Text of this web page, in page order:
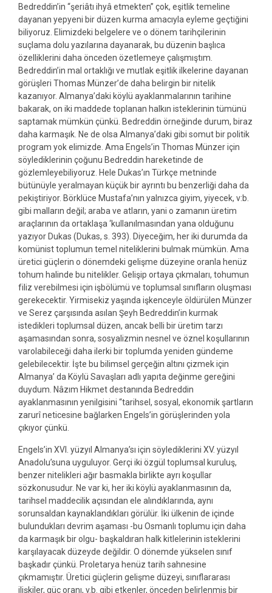
Bedreddin’in “şeriâtı ihyâ etmekten” çok, eşitlik temeline
dayanan yepyeni bir düzen kurma amacıyla eyleme geçtiğini
biliyoruz. Elimizdeki belgelere ve o dönem tarihçilerinin
suçlama dolu yazılarına dayanarak, bu düzenin başlıca
özelliklerini daha önceden özetlemeye çalışmıştım.
Bedreddin’in mal ortaklığı ve mutlak eşitlik ilkelerine dayanan
görüşleri Thomas Münzer’de daha belirgin bir nitelik
kazanıyor. Almanya’daki köylü ayaklanmalarının tarihine
bakarak, on iki maddede toplanan halkın isteklerinin tümünü
saptamak mümkün çünkü. Bedreddin örneğinde durum, biraz
daha karmaşık. Ne de olsa Almanya’daki gibi somut bir politik
program yok elimizde. Ama Engels’in Thomas Münzer için
söylediklerinin çoğunu Bedreddin hareketinde de
gözlemleyebiliyoruz. Hele Dukas’ın Türkçe metninde
bütünüyle yeralmayan küçük bir ayrıntı bu benzerliği daha da
pekiştiriyor. Börklüce Mustafa’nın yalnızca giyim, yiyecek, v:b.
gibi malların değil; araba ve atların, yani o zamanın üretim
araçlarının da ortaklaşa ‘kullanılmasından yana olduğunu
yazıyor Dukas (Dukas, s. 393). Diyeceğim, her iki durumda da
komünist toplumun temel niteliklerini bulmak mümkün. Ama
üretici güçlerin o dönemdeki gelişme düzeyine oranla henüz
tohum halinde bu nitelikler. Gelişip ortaya çıkmaları, tohumun
filiz verebilmesi için işbölümü ve toplumsal sınıfların oluşması
gerekecektir. Yirmisekiz yaşında işkenceyle öldürülen Münzer
ve Serez çarşısında asılan Şeyh Bedreddin’in kurmak
istedikleri toplumsal düzen, ancak belli bir üretim tarzı
aşamasından sonra, sosyalizmin nesnel ve öznel koşullarının
varolabileceği daha ilerki bir toplumda yeniden gündeme
gelebilecektir. İşte bu bilimsel gerçeğin altını çizmek için
Almanya’ da Köylü Savaşları adlı yapıta değinme gereğini
duydum. Nâzım Hikmet destanında Bedreddin
ayaklanmasının yenilgisini “tarihsel, sosyal, ekonomik şartların
zarurî neticesine bağlarken Engels’in görüşlerinden yola
çıkıyor çünkü.
Engels’in XVI. yüzyıl Almanya’sı için söylediklerini XV. yüzyıl
Anadolu’suna uyguluyor. Gerçi iki özgül toplumsal kuruluş,
benzer nitelikleri ağır basmakla birlikte ayrı koşullar
sözkonusudur. Ne var ki, her iki köylü ayaklanmasının da,
tarihsel maddecilik açısından ele alındıklarında, aynı
sorunsaldan kaynaklandıkları görülür. İki ülkenin de içinde
bulundukları devrim aşaması -bu Osmanlı toplumu için daha
da karmaşık bir olgu- başkaldıran halk kitlelerinin isteklerini
karşılayacak düzeyde değildir. O dönemde yükselen sınıf
başkadır çünkü. Proletarya henüz tarih sahnesine
çıkmamıştır. Üretici güçlerin gelişme düzeyi, sınıflararası
ilişkiler, güç oranı, v.b. gibi etkenler, önceden belirlenmiş bir